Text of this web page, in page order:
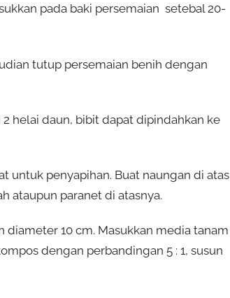
pada baki persemaian setebal 20-
tutup persemaian benih dengan
helai daun, bibit dapat dipindahkan ke
untuk penyapihan. Buat naungan di atas
ataupun paranet di atasnya.
diameter 10 cm. Masukkan media tanam
dengan perbandingan 5 : 1, susun